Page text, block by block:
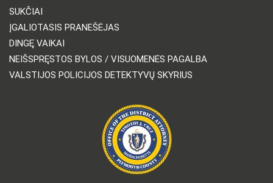
SUKČIAI
ĮGALIOTASIS PRANEŠĖJAS
DINGĘ VAIKAI
NEIŠSPRĘSTOS BYLOS / VISUOMENĖS PAGALBA
VALSTIJOS POLICIJOS DETEKTYVŲ SKYRIUS